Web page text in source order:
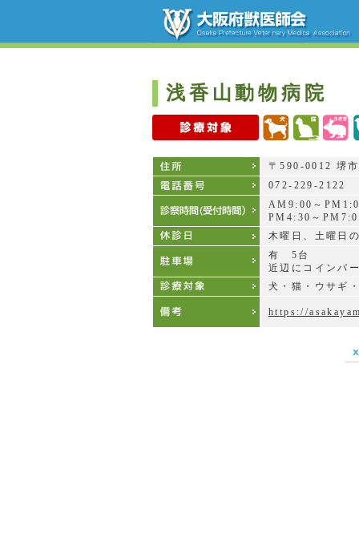
浅香山動物病院
〒590-0012 堺
072-229-2122
AM9:00～
PM4:30～
木曜日、土曜日
有 5台
近辺にコインパ
犬・猫・ウサギ
https://